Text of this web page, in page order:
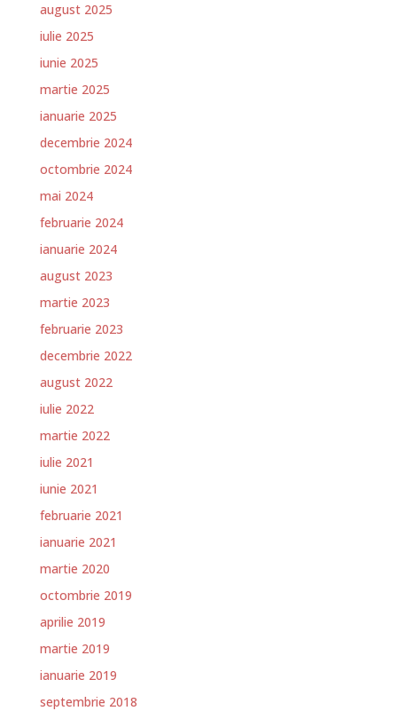
august 2025
iulie 2025
iunie 2025
martie 2025
ianuarie 2025
decembrie 2024
octombrie 2024
mai 2024
februarie 2024
ianuarie 2024
august 2023
martie 2023
februarie 2023
decembrie 2022
august 2022
iulie 2022
martie 2022
iulie 2021
iunie 2021
februarie 2021
ianuarie 2021
martie 2020
octombrie 2019
aprilie 2019
martie 2019
ianuarie 2019
septembrie 2018